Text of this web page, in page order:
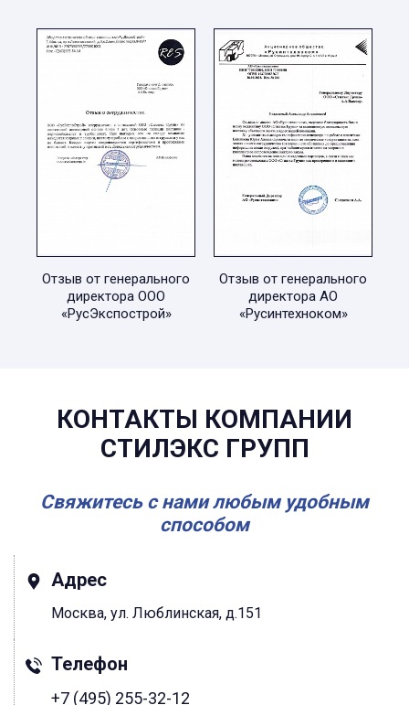
Отзыв от генерального
директора ООО
«РусЭкспострой»
Отзыв от генерального
директора АО
«Русинтехноком»
КОНТАКТЫ КОМПАНИИ
СТИЛЭКС ГРУПП
Свяжитесь с нами любым удобным
способом
Адрес
Москва, ул. Люблинская, д.151
Телефон
+7 (495) 255-32-12